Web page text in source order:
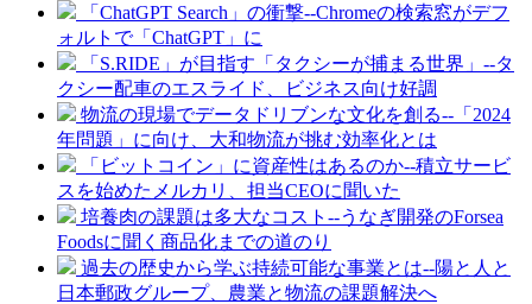
「ChatGPT Search」の衝撃--Chromeの検索窓がデフ
ォルトで「ChatGPT」に
「S.RIDE」が目指す「タクシーが捕まる世界」--タ
クシー配車のエスライド、ビジネス向け好調
物流の現場でデータドリブンな文化を創る--「2024
年問題」に向け、大和物流が挑む効率化とは
「ビットコイン」に資産性はあるのか--積立サービ
スを始めたメルカリ、担当CEOに聞いた
培養肉の課題は多大なコスト--うなぎ開発のForsea
Foodsに聞く商品化までの道のり
過去の歴史から学ぶ持続可能な事業とは--陽と人と
日本郵政グループ、農業と物流の課題解決へ